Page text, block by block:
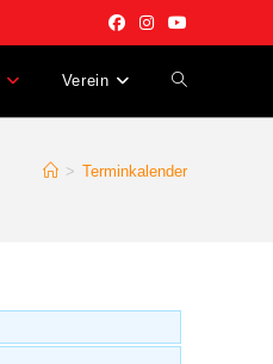
Verein
> Terminkalender